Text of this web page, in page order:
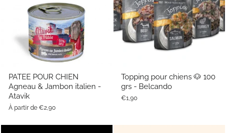
PATEE POUR CHIEN
Agneau & Jambon italien -
Atavik
À partir de €2,90
Topping pour chiens 🐶 100
grs - Belcando
€1,90